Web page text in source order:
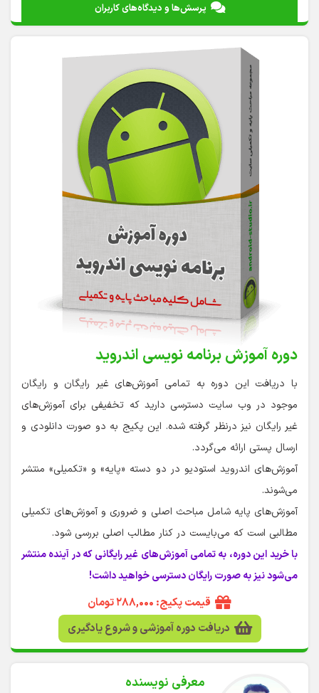
پرسش‌ها و دیدگاه‌های کاربران
دوره آموزش برنامه نویسی اندروید
با دریافت این دوره به تمامی آموزش‌های غیر رایگان و رایگان
موجود در وب سایت دسترسی دارید که تخفیفی برای آموزش‌های
غیر رایگان نیز درنظر گرفته شده. این پکیج به دو صورت دانلودی و
ارسال پستی ارائه می‌گردد.
آموزش‌های اندروید استودیو در دو دسته «پایه» و «تکمیلی» منتشر
می‌شوند.
آموزش‌های پایه شامل مباحث اصلی و ضروری و آموزش‌های تکمیلی
مطالبی است که می‌بایست در کنار مطالب اصلی بررسی شود.
با خرید این دوره، به تمامی آموزش‌های غیر رایگانی که در آینده منتشر
می‌شود نیز به صورت رایگان دسترسی خواهید داشت!
قیمت پکیج: ۲۸۸,۰۰۰ تومان
دریافت دوره آموزشی و شروع یادگیری
معرفی نویسنده